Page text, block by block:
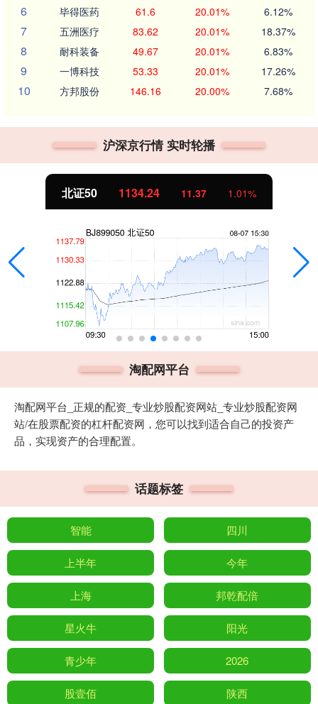
6 毕得医药 61.6 20.01% 6.12%
7 五洲医疗 83.62 20.01% 18.37%
8 耐科装备 49.67 20.01% 6.83%
9 一博科技 53.33 20.01% 17.26%
10 方邦股份 146.16 20.00% 7.68%
沪深京行情 实时轮播
北证50 1134.24 11.37 1.01%
淘配网平台
淘配网平台_正规的配资_专业炒股配资网站_专业炒股配资网
站/在股票配资的杠杆配资网，您可以找到适合自己的投资产
品，实现资产的合理配置。
话题标签
智能 四川
上半年 今年
上海 邦乾配倍
星火牛 阳光
青少年 2026
股壹佰 陕西